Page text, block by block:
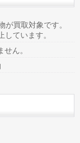
が買取対象です。
ています。
ん。